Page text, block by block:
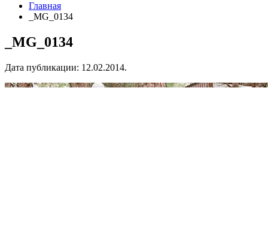
Главная
_MG_0134
_MG_0134
Дата публикации: 12.02.2014.